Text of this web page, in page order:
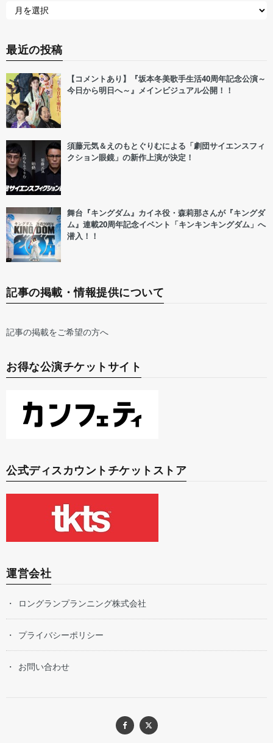
最近の投稿
【コメントあり】『坂本冬美歌手生活40周年記念公演～
今日から明日へ～』メインビジュアル公開！！
須藤元気＆えのもとぐりむによる「劇団サイエンスフィ
クション眼鏡」の新作上演が決定！
舞台『キングダム』カイネ役・森莉那さんが『キングダ
ム』連載20周年記念イベント「キンキンキングダム」へ
潜入！！
記事の掲載・情報提供について
記事の掲載をご希望の方へ
お得な公演チケットサイト
公式ディスカウントチケットストア
運営会社
ロングランプランニング株式会社
プライバシーポリシー
お問い合わせ